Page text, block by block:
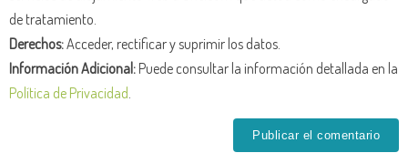
de tratamiento.
Derechos:Acceder, rectificar y suprimir los datos.
Información Adicional:Puede consultar la información detallada en la
Política de Privacidad